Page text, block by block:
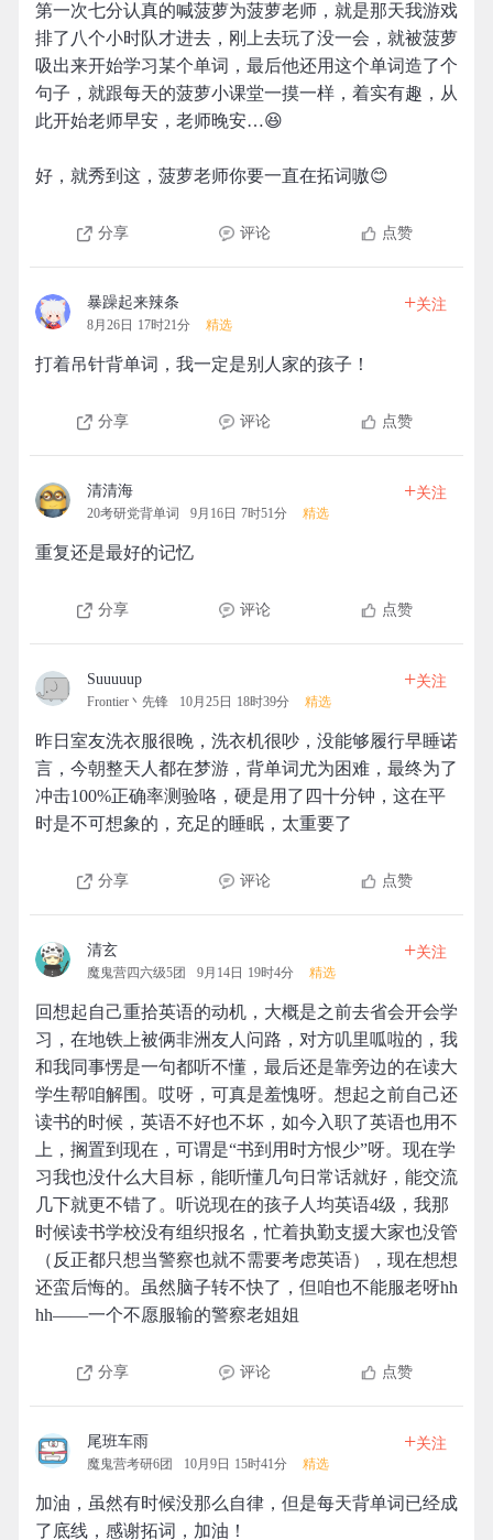
第一次七分认真的喊菠萝为菠萝老师，就是那天我游戏
排了八个小时队才进去，刚上去玩了没一会，就被菠萝
吸出来开始学习某个单词，最后他还用这个单词造了个
句子，就跟每天的菠萝小课堂一摸一样，着实有趣，从
此开始老师早安，老师晚安…😆
好，就秀到这，菠萝老师你要一直在拓词嗷😊
分享 评论 点赞
暴躁起来辣条
8月26日 17时21分 精选
+关注
打着吊针背单词，我一定是别人家的孩子！
分享 评论 点赞
清清海
20考研党背单词 9月16日 7时51分 精选
+关注
重复还是最好的记忆
分享 评论 点赞
Suuuuup
Frontier丶先锋 10月25日 18时39分 精选
+关注
昨日室友洗衣服很晚，洗衣机很吵，没能够履行早睡诺
言，今朝整天人都在梦游，背单词尤为困难，最终为了
冲击100%正确率测验咯，硬是用了四十分钟，这在平
时是不可想象的，充足的睡眠，太重要了
分享 评论 点赞
清玄
魔鬼营四六级5团 9月14日 19时4分 精选
+关注
回想起自己重拾英语的动机，大概是之前去省会开会学
习，在地铁上被俩非洲友人问路，对方叽里呱啦的，我
和我同事愣是一句都听不懂，最后还是靠旁边的在读大
学生帮咱解围。哎呀，可真是羞愧呀。想起之前自己还
读书的时候，英语不好也不坏，如今入职了英语也用不
上，搁置到现在，可谓是“书到用时方恨少”呀。现在学
习我也没什么大目标，能听懂几句日常话就好，能交流
几下就更不错了。听说现在的孩子人均英语4级，我那
时候读书学校没有组织报名，忙着执勤支援大家也没管
（反正都只想当警察也就不需要考虑英语），现在想想
还蛮后悔的。虽然脑子转不快了，但咱也不能服老呀hh
hh——一个不愿服输的警察老姐姐
分享 评论 点赞
尾班车雨
魔鬼营考研6团 10月9日 15时41分 精选
+关注
加油，虽然有时候没那么自律，但是每天背单词已经成
了底线，感谢拓词，加油！